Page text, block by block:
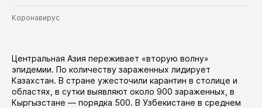
Коронавирус
Центральная Азия переживает «вторую волну»
эпидемии. По количеству зараженных лидирует
Казахстан. В стране ужесточили карантин в столице и
областях , в сутки выявляют около 900 зараженных, в
Кыргызстане — порядка 500. В Узбекистане в среднем